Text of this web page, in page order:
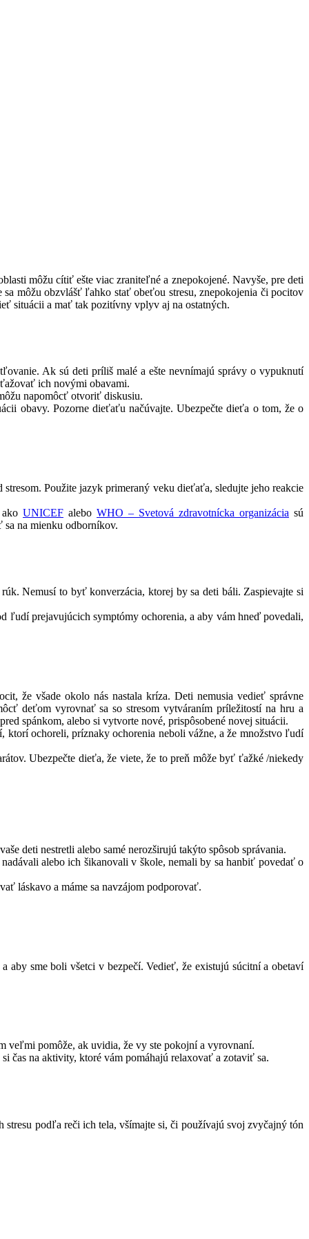
môžu cítiť ešte viac zraniteľné a znepokojené. Navyše, pre deti
môžu obzvlášť ľahko stať obeťou stresu, znepokojenia či pocitov
situácii a mať tak pozitívny vplyv aj na ostatných.
Ak sú deti príliš malé a ešte nevnímajú správy o vypuknutí
ich novými obavami.
napomôcť otvoriť diskusiu.
obavy. Pozorne dieťaťu načúvajte. Ubezpečte dieťa o tom, že o
Použite jazyk primeraný veku dieťaťa, sledujte jeho reakcie
UNICEF alebo WHO – Svetová zdravotnícka organizácia sú
na mienku odborníkov.
Nemusí to byť konverzácia, ktorej by sa deti báli. Zaspievajte si
ľudí prejavujúcich symptómy ochorenia, a aby vám hneď povedali,
že všade okolo nás nastala kríza. Deti nemusia vedieť správne
deťom vyrovnať sa so stresom vytváraním príležitostí na hru a
spánkom, alebo si vytvorte nové, prispôsobené novej situácii.
ktorí ochoreli, príznaky ochorenia neboli vážne, a že množstvo ľudí
Ubezpečte dieťa, že viete, že to preň môže byť ťažké /niekedy
deti nestretli alebo samé nerozširujú takýto spôsob správania.
alebo ich šikanovali v škole, nemali by sa hanbiť povedať o
láskavo a máme sa navzájom podporovať.
aby sme boli všetci v bezpečí. Vedieť, že existujú súcitní a obetaví
veľmi pomôže, ak uvidia, že vy ste pokojní a vyrovnaní.
čas na aktivity, ktoré vám pomáhajú relaxovať a zotaviť sa.
stresu podľa reči ich tela, všímajte si, či používajú svoj zvyčajný tón